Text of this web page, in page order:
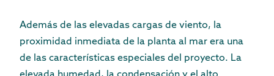
Además de las elevadas cargas de viento, la
proximidad inmediata de la planta al mar era una
de las características especiales del proyecto. La